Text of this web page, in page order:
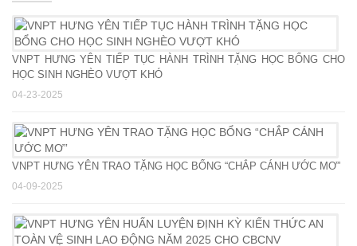
VNPT HƯNG YÊN TIẾP TỤC HÀNH TRÌNH TẶNG HỌC BỔNG CHO
HỌC SINH NGHÈO VƯỢT KHÓ
04-23-2025
VNPT HƯNG YÊN TRAO TẶNG HỌC BỔNG “CHẮP CÁNH ƯỚC MƠ”
04-09-2025